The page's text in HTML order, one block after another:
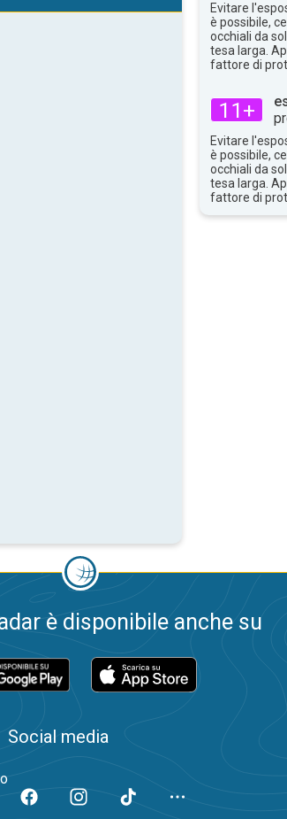
Evitare
è possibile,
occhiali da
tesa larga.
fattore di
11+
Evitare
è possibile,
occhiali da
tesa larga.
fattore di
è disponibile anche su
Social media